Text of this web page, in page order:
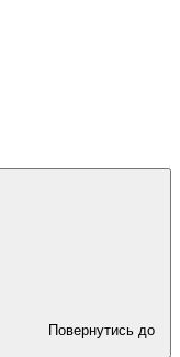
Повернутись до